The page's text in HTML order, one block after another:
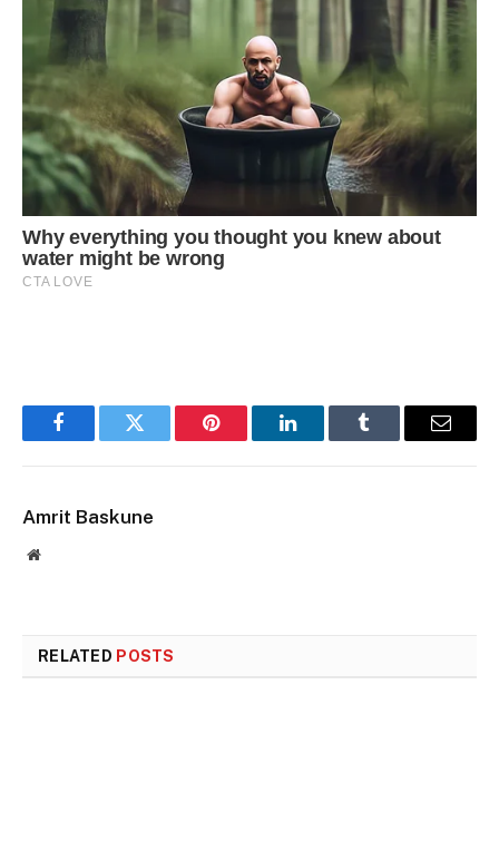
FacebookTwitter Pinterest LinkedInTumblr Email
Amrit Baskune
Website
RELATED POSTS